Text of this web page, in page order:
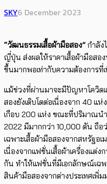
SKY6 December 2023
“วัฒนธรรมเสื้อผ้ามือสอง” กำลั
ญี่ปุ่น ส่งผลให้ราคาเสื้อผ้ามือสอ
ขึ้นมากพอเท่ากับความต้องการที่
แม้ช่วงที่ผ่านมาจะมีปัญหาโควิด
สองยังเติบโตต่อเนื่องจาก 40 แ
เกือบ 200 แห่ง ขณะที่ปริมาณ​นำ
2022 มีมากกว่า​ 10,000 ตัน ถือ
เฉพาะเสื้อผ้ามือสองจากสหรัฐอ
เนื่องจากแฟชั่นเสื้อผ้าเครื่องแต่
กัน ​ทำให้แฟชั่นที่มีเอกลักษณ์เฉ
สินค้ามือสองจากต่างประเทศเพิ่